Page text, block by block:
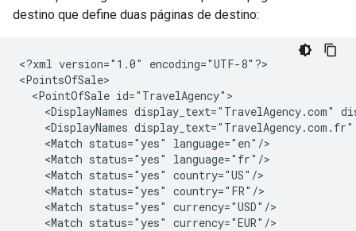
destino que define duas páginas de destino:
<?xml version="1.0"
encoding="UTF-8"?>
<PointOfSale
<DisplayNames display_text="TravelAgency.com"
<DisplayNames display_text="TravelAgency.com.fr"
<Match status="yes"
<Match status="yes"
<Match status="yes"
<Match status="yes"
<Match status="yes"
<Match status="yes"